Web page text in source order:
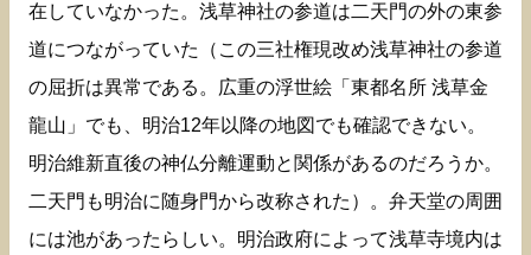
在していなかった。浅草神社の参道は二天門の外の東参
道につながっていた（この三社権現改め浅草神社の参道
の屈折は異常である。広重の浮世絵「東都名所 浅草金
龍山」でも、明治12年以降の地図でも確認できない。
明治維新直後の神仏分離運動と関係があるのだろうか。
二天門も明治に随身門から改称された）。弁天堂の周囲
には池があったらしい。明治政府によって浅草寺境内は